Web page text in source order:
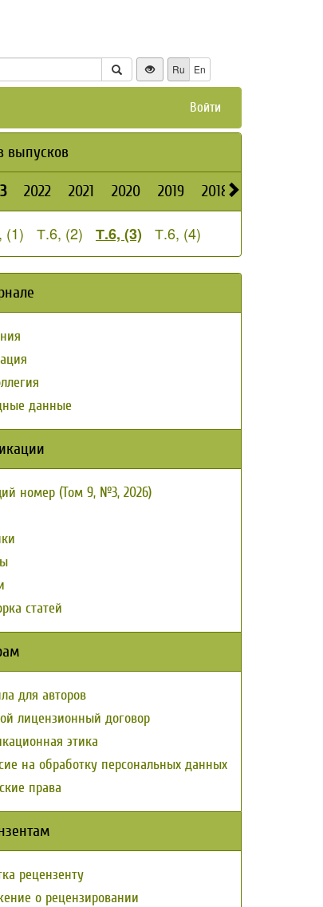
Ru En
Войти
выпусков
2022 2021 2020 2019 2018
(1) Т.6, (2) Т.6, (3) Т.6, (4)
данные
номер (Том 9, №3, 2026)
статей
для авторов
лицензионный договор
этика
на обработку персональных данных
права
рецензенту
о рецензировании